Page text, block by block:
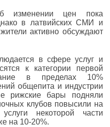
изменении цен пока
в латвийских СМИ и
активно обсуждают
в сфере услуг и
к категории первой
в пределах 10%
общепита и индустрии
рижские бары подняли
клубов повысили на
некоторой части
на 10-20%.